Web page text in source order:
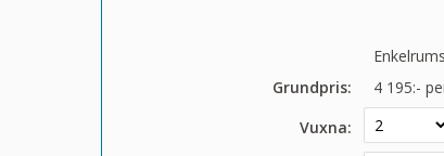
Grundpris:
4 195:-
Vuxna: